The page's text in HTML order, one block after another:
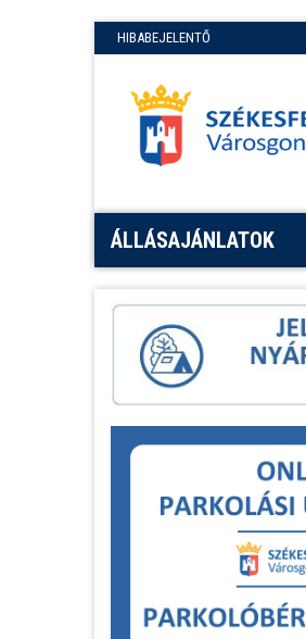
HIBABEJELENTŐ
ÁLLÁSAJÁNLATOK